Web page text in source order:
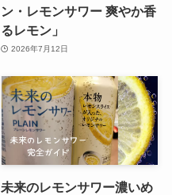
ン・レモンサワー 爽やか香
るレモン」
2026年7月12日
未来のレモンサワー濃いめ